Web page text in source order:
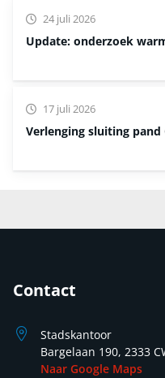
Update: onderzoek
24 juli 2026
Verlenging sluiting
17 juli 2026
Contact
Stadskantoor
Bargelaan 190, 2333
Naar Google Maps